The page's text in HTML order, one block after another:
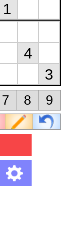
1
4
3
7 8 9